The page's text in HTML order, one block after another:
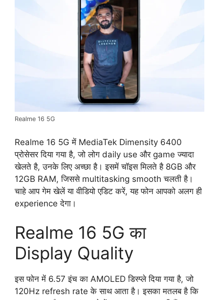
Realme 16 5G
Realme 16 5G में MediaTek Dimensity 6400
प्रोसेसर दिया गया है, जो लोग daily use और game ज्यादा
खेलते है, उनके लिए अच्छा है। इसमें चॉइस मिलते है 8GB और
12GB RAM, जिससे multitasking smooth चलती है।
चाहे आप गेम खेलें या वीडियो एडिट करें, यह फोन आपको अलग ही
experience देगा।
Realme 16 5G का
Display Quality
इस फोन में 6.57 इंच का AMOLED डिस्प्ले दिया गया है, जो
120Hz refresh rate के साथ आता है। इसका मतलब है कि